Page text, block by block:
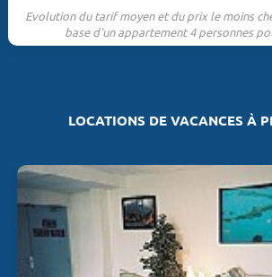
Evolution du tarif moyen et du prix le moins
base d'un appartement 4 personnes
LOCATIONS DE VACANCES À